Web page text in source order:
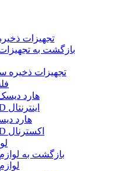
تجهیزات
بازگشت به
تجهیزات ذخیره
هارد
حافظه SSD اینترنتال
هارد
حافظه SSD اکسترنال
بازگشت به